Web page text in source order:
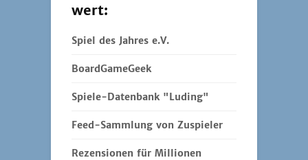
wert:
Spiel des Jahres e.V.
BoardGameGeek
Spiele-Datenbank "Luding"
Feed-Sammlung von Zuspieler
Rezensionen für Millionen